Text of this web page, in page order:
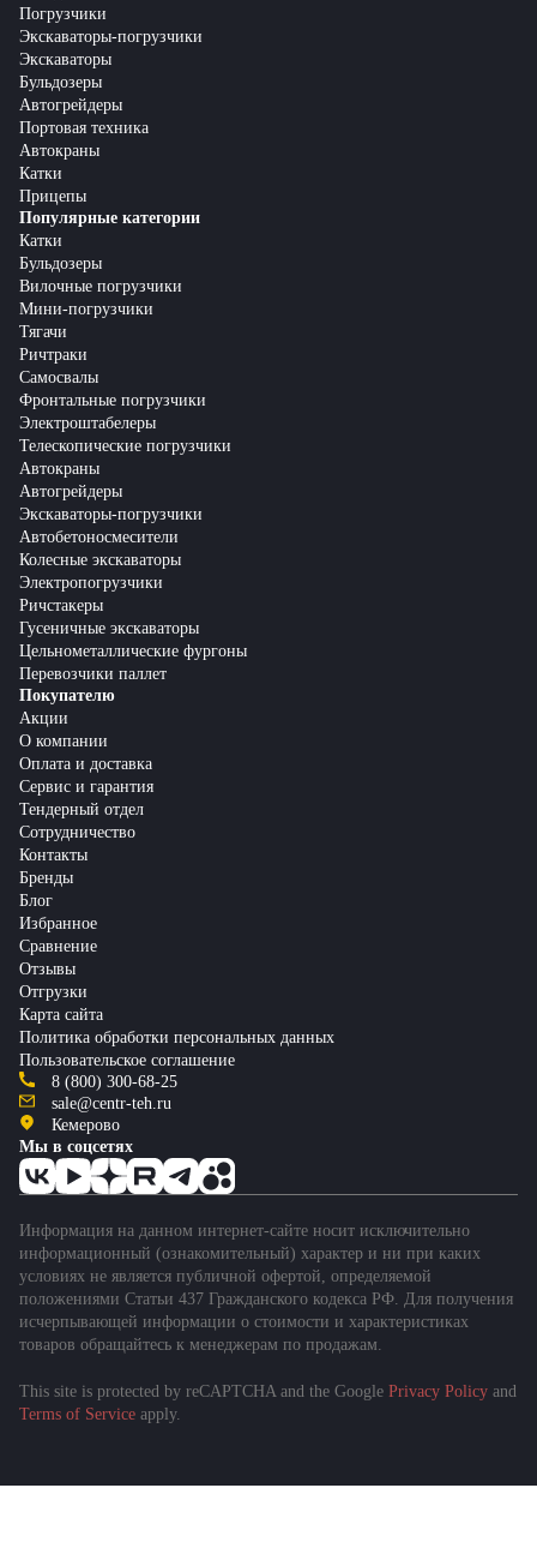
Погрузчики
Экскаваторы-погрузчики
Экскаваторы
Бульдозеры
Автогрейдеры
Портовая техника
Автокраны
Катки
Прицепы
Популярные категории
Катки
Бульдозеры
Вилочные погрузчики
Мини-погрузчики
Тягачи
Ричтраки
Самосвалы
Фронтальные погрузчики
Электроштабелеры
Телескопические погрузчики
Автокраны
Автогрейдеры
Экскаваторы-погрузчики
Автобетоносмесители
Колесные экскаваторы
Электропогрузчики
Ричстакеры
Гусеничные экскаваторы
Цельнометаллические фургоны
Перевозчики паллет
Покупателю
Акции
О компании
Оплата и доставка
Сервис и гарантия
Тендерный отдел
Сотрудничество
Контакты
Бренды
Блог
Избранное
Сравнение
Отзывы
Отгрузки
Карта сайта
Политика обработки персональных данных
Пользовательское соглашение
8 (800) 300-68-25
sale@centr-teh.ru
Кемерово
Мы в соцсетях
Информация на данном интернет-сайте носит исключительно
информационный (ознакомительный) характер и ни при каких
условиях не является публичной офертой, определяемой
положениями Статьи 437 Гражданского кодекса РФ. Для получения
исчерпывающей информации о стоимости и характеристиках
товаров обращайтесь к менеджерам по продажам.
This site is protected by reCAPTCHA and the Google Privacy Policy and
Terms of Service apply.